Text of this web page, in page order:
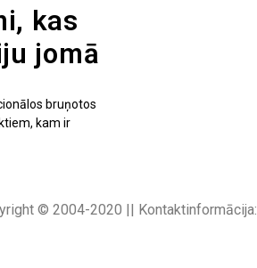
kas
jomā
bruņotos
kam ir
© 2004-2020 || Kontaktinformācija: